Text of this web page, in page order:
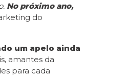
No próximo ano,
do
um apelo ainda
amantes da
para cada